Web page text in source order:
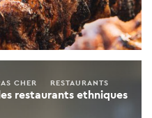
restaurants ethniques
CHER RESTAURANTS